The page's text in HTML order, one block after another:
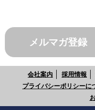
メルマガ登録
会社案内 採用情報
プライバシーポリシーに